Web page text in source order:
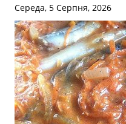
Середа, 5 Серпня, 2026